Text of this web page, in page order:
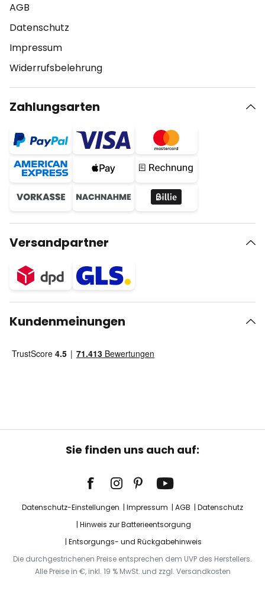
AGB
Datenschutz
Impressum
Widerrufsbelehrung
Zahlungsarten
Versandpartner
Kundenmeinungen
Sie finden uns auch auf:
Datenschutz-Einstellungen Impressum AGB
Datenschutz
Hinweis zur Batterieentsorgung
Entsorgungs- und Rückgabehinweis
Die durchgestrichenen Preise entsprechen dem UVP des Herstellers.
Alle Preise in €, inkl. 19 % MwSt. und zzgl. Versandkosten